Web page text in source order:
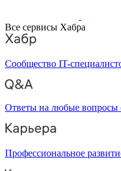
Все сервисы Хабра
Сообщество IT-
Ответы на любые вопросы
Профессиональное